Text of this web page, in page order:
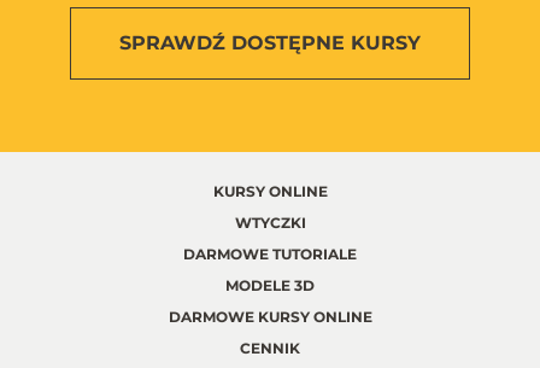
SPRAWDŹ DOSTĘPNE KURSY
KURSY ONLINE
WTYCZKI
DARMOWE TUTORIALE
MODELE 3D
DARMOWE KURSY ONLINE
CENNIK